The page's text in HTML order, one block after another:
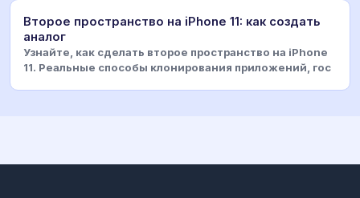
Второе пространство на iPhone 11: как создать
аналог
Узнайте, как сделать второе пространство на iPhone
11. Реальные способы клонирования приложений, гос